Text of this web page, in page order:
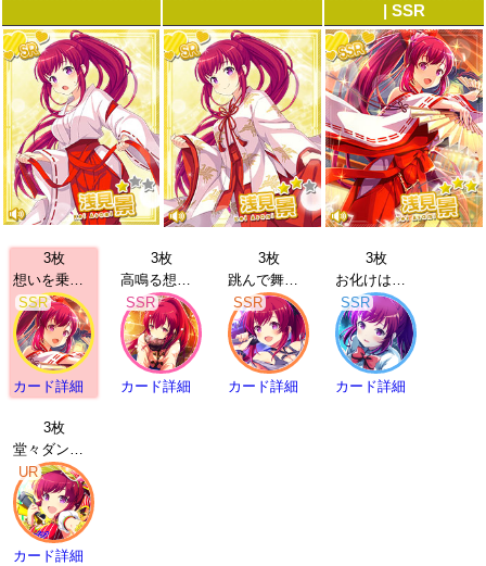
| SSR
3枚
想いを乗せて 浅見景 | SSR
SSR
カード詳細
3枚
高鳴る想い 浅見景 | SSR
SSR
カード詳細
3枚
跳んで舞って 浅見景 | SSR
SSR
カード詳細
3枚
お化けは苦手 浅見景 | SSR
SSR
カード詳細
3枚
堂々ダンシング 浅見景 | UR
UR
カード詳細